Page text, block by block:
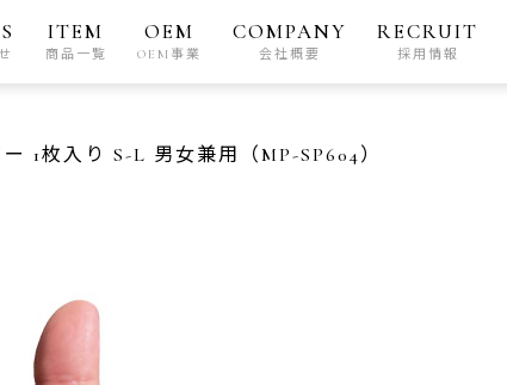
ITEM
商品一覧
OEM
OEM事業
COMPANY
会社概要
RECRUIT
採用情報
1枚入り S-L 男女兼用（MP-SP604）